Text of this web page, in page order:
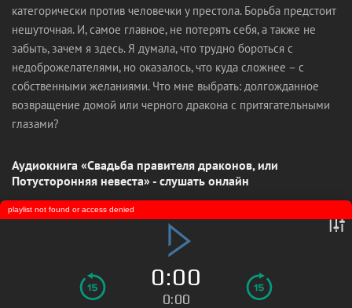
категорически против человечки у престола. Борьба предстоит
нешуточная. И, самое главное, не потерять себя, а также не
забыть, зачем я здесь. Я думала, что трудно бороться с
недоброжелателями, но оказалось, что куда сложнее – с
собственными желаниями. Что мне выбрать: долгожданное
возвращение домой или черного дракона с притягательными
глазами?
Аудиокнига «Свадьба правителя драконов, или
Потусторонняя невеста» - слушать онлайн
0:00
0:00
playlist not found or access denied